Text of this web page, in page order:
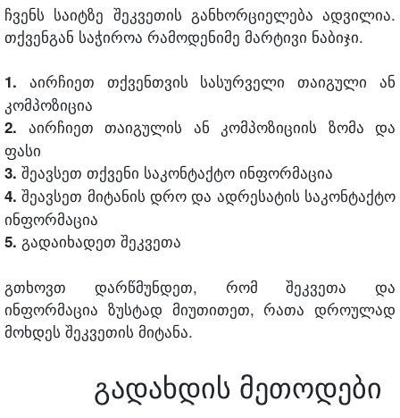
ჩვენს საიტზე შეკვეთის განხორციელება ადვილია.
თქვენგან საჭიროა რამოდენიმე მარტივი ნაბიჯი.
1. აირჩიეთ თქვენთვის სასურველი თაიგული ან
კომპოზიცია
2. აირჩიეთ თაიგულის ან კომპოზიციის ზომა და
ფასი
3. შეავსეთ თქვენი საკონტაქტო ინფორმაცია
4. შეავსეთ მიტანის დრო და ადრესატის საკონტაქტო
ინფორმაცია
5. გადაიხადეთ შეკვეთა
გთხოვთ დარწმუნდეთ, რომ შეკვეთა და
ინფორმაცია ზუსტად მიუთითეთ, რათა დროულად
მოხდეს შეკვეთის მიტანა.
გადახდის მეთოდები